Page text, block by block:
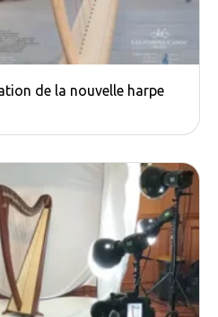
de la nouvelle harpe